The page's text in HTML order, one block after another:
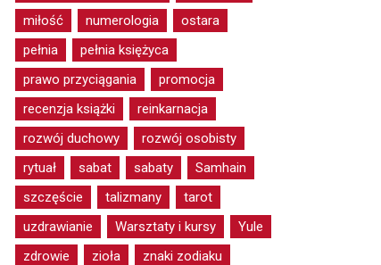
miłość
numerologia
ostara
pełnia
pełnia księżyca
prawo przyciągania
promocja
recenzja książki
reinkarnacja
rozwój duchowy
rozwój osobisty
rytuał
sabat sabaty
Samhain
szczęście
talizmany
tarot
uzdrawianie
Warsztaty i kursy
Yule
zdrowie
zioła
znaki zodiaku